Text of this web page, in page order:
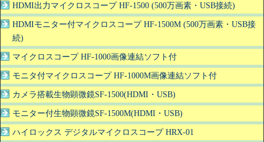
HDMI出力マイクロスコープ HF-1500 (500万画素・USB接続)
HDMIモニター付マイクロスコープ HF-1500M (500万画素・USB接
続)
マイクロスコープ HF-1000画像連結ソフト付
モニタ付マイクロスコープ HF-1000M画像連結ソフト付
カメラ搭載生物顕微鏡SF-1500(HDMI・USB)
モニター付生物顕微鏡SF-1500M(HDMI・USB)
ハイロックス デジタルマイクロスコープ HRX-01